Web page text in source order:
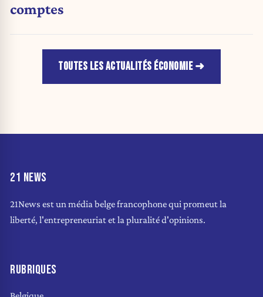
comptes
TOUTES LES ACTUALITÉS ÉCONOMIE
21 NEWS
21News est un média belge francophone qui promeut la
liberté, l'entrepreneuriat et la pluralité d'opinions.
RUBRIQUES